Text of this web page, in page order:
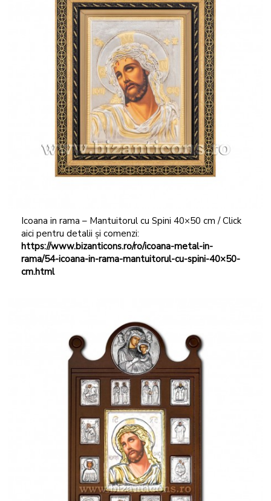
Icoana in rama – Mantuitorul cu Spini 40×50 cm / Click
aici pentru detalii și comenzi:
https://www.bizanticons.ro/ro/icoana-metal-in-
rama/54-icoana-in-rama-mantuitorul-cu-spini-40×50-
cm.html